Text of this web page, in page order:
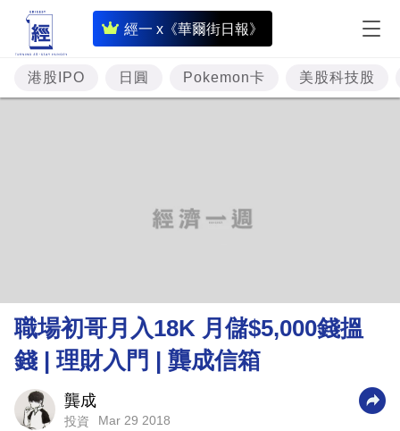
經一 x《華爾街日報》
即
時
財
經
理
財
商
科
港股IPO 日圓 Pokemon卡 美股科技股
職場初哥月入18K 月儲$5,000錢搵
錢 | 理財入門 | 龔成信箱
龔成
投資 Mar 29 2018